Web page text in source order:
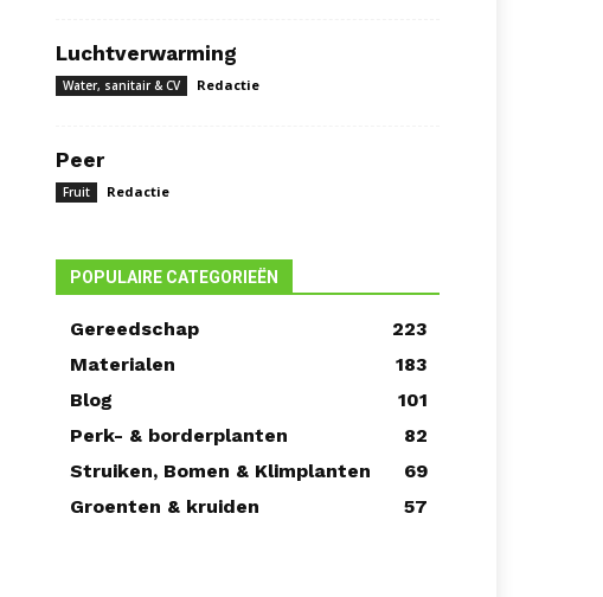
Luchtverwarming
Water, sanitair & CV Redactie
Peer
Fruit Redactie
POPULAIRE CATEGORIEËN
Gereedschap
223
Materialen
183
Blog
101
Perk- & borderplanten
82
Struiken, Bomen & Klimplanten
69
Groenten & kruiden
57